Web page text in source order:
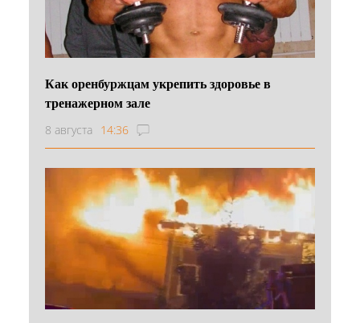
Как оренбуржцам укрепить здоровье в
тренажерном зале
8 августа 14:36